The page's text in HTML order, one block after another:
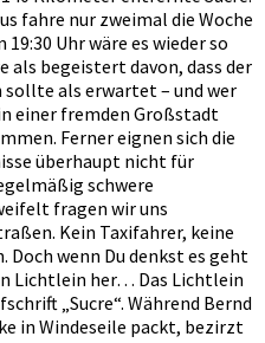
fahre nur zweimal die Woche
Uhr wäre es wieder so
als begeistert davon, dass der
sollte als erwartet – und wer
einer fremden Großstadt
Ferner eignen sich die
überhaupt nicht für
schwere
fragen wir uns
Kein Taxifahrer, keine
Doch wenn Du denkst es geht
Lichtlein her… Das Lichtlein
„Sucre“. Während Bernd
in Windeseile packt, bezirzt